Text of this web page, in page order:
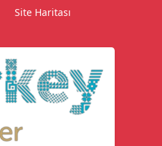
Site Haritası